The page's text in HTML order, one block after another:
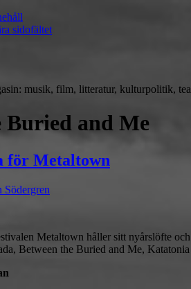
sidofältet
musik, film, litteratur, kulturpolitik,
Buried and Me
för Metaltown
Södergren
Metaltown håller sitt nyårslöfte
Between the Buried and Me,